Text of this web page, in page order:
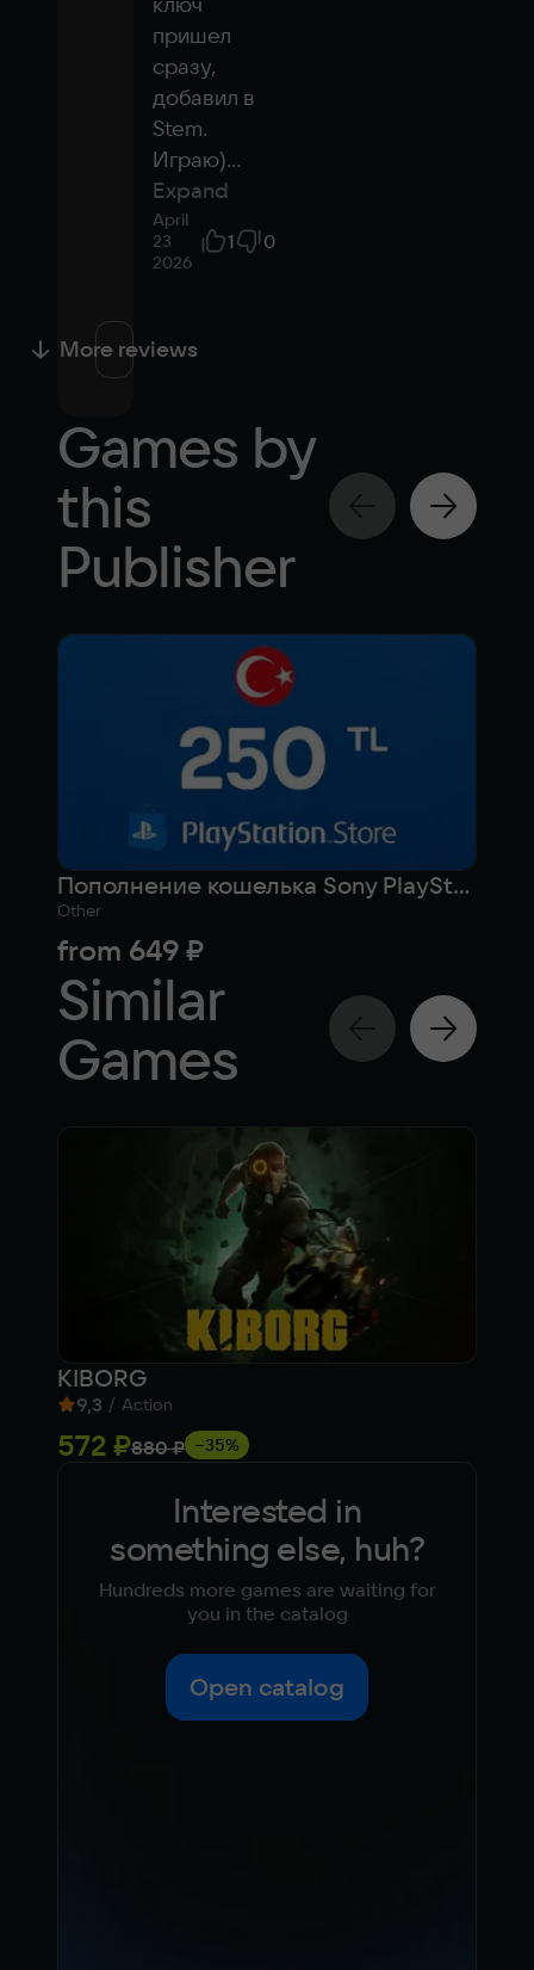
пришел
сразу,
добавил в
Stem.
Играю)...
Expand
April
23
2026
1 0
More reviews
Games by
this
Publisher
Пополнение кошелька Sony PlayStation на 250 лир (Турция)
Other
from 649 ₽
Similar
Games
KIBORG
9,3 / Action
572 ₽880 ₽ −35%
Interested in
something else, huh?
Hundreds more games are waiting for
you in the catalog
Open catalog